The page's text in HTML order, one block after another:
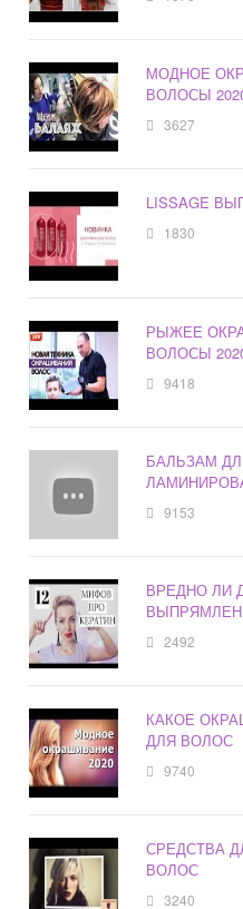
МОДНОЕ
ВОЛОСЫ
3627
LISSAGE
1830
РЫЖЕЕ
ВОЛОСЫ
9418
БАЛЬЗАМ
9153
ВРЕДНО ЛИ
2492
КАКОЕ
ДЛЯ ВОЛОС
9740
СРЕДСТВА
ВОЛОС
3240